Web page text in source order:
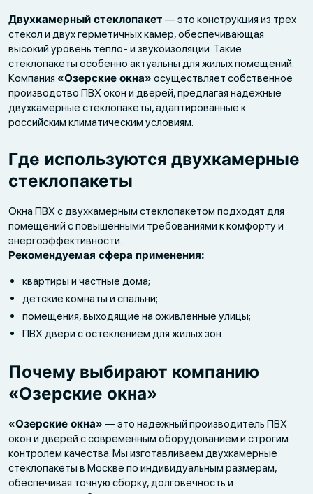
Двухкамерный стеклопакет — это конструкция из трех
стекол и двух герметичных камер, обеспечивающая
высокий уровень тепло- и звукоизоляции. Такие
стеклопакеты особенно актуальны для жилых помещений.
Компания «Озерские окна» осуществляет собственное
производство ПВХ окон и дверей, предлагая надежные
двухкамерные стеклопакеты, адаптированные к
российским климатическим условиям.
Где используются двухкамерные
стеклопакеты
Окна ПВХ с двухкамерным стеклопакетом подходят для
помещений с повышенными требованиями к комфорту и
энергоэффективности.
Рекомендуемая сфера применения:
квартиры и частные дома;
детские комнаты и спальни;
помещения, выходящие на оживленные улицы;
ПВХ двери с остеклением для жилых зон.
Почему выбирают компанию
«Озерские окна»
«Озерские окна» — это надежный производитель ПВХ
окон и дверей с современным оборудованием и строгим
контролем качества. Мы изготавливаем двухкамерные
стеклопакеты в Москве по индивидуальным размерам,
обеспечивая точную сборку, долговечность и